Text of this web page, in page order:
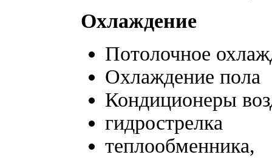
Охлаждение
Потолочное
Охлаждение пола
Кондиционеры
гидрострелка
теплообменника,